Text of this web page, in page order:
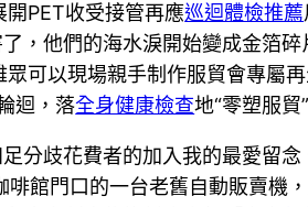
開PET收受接管再應巡迴體檢推薦
，他們的海水淚開始變成金箔
可以現場親手制作服貿會專屬
迴，落全身健康檢查地“零塑服貿
分歧花費者的加入我的最愛留
館門口的一台老舊自動販賣機